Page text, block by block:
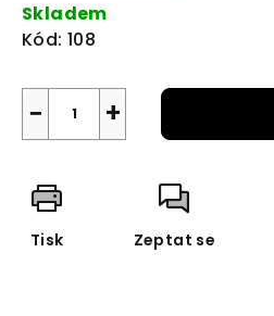
Skladem
Kód: 108
+
−
Tisk Zeptat se